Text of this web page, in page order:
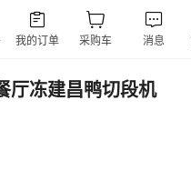
厅冻建昌鸭切段机